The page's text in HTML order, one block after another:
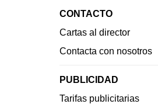
CONTACTO
Cartas al director
Contacta con nosotros
PUBLICIDAD
Tarifas publicitarias